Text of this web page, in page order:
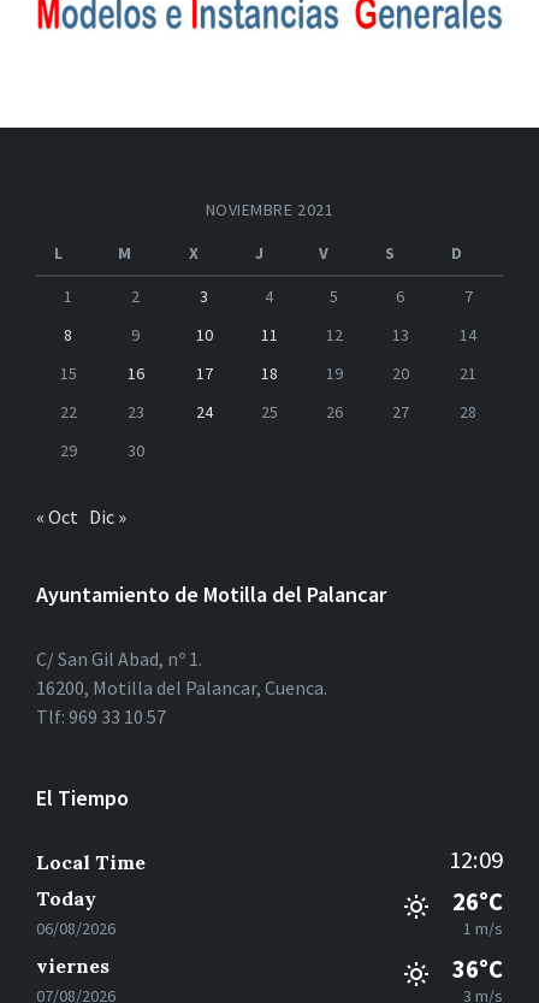
NOVIEMBRE 2021
L
M X J V S
D
1
2 3 4 5 6
7
8
9 10 11 12 13
14
15
16 17 18 19 20
21
22
23 24 25 26 27
28
29
30
« Oct Dic »
Ayuntamiento de Motilla del Palancar
C/ San Gil Abad, nº 1.
16200, Motilla del Palancar, Cuenca.
Tlf: 969 33 10 57
El Tiempo
Local Time 12:09
Today
06/08/2026
26°C
1 m/s
viernes
07/08/2026
36°C
3 m/s